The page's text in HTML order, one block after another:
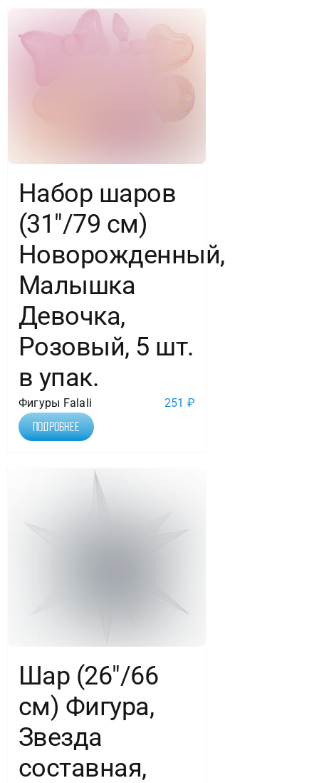
1
шт.
Набор шаров
(31″/79 см)
Новорожденный,
Малышка
Девочка,
Розовый, 5 шт.
в упак.
Фигуры Falali 251 ₽
Подробнее
Шар (26″/66
см) Фигура,
Звезда
составная,